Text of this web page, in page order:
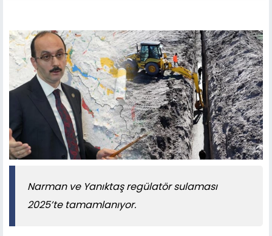
Narman ve Yanıktaş regülatör sulaması
2025’te tamamlanıyor.